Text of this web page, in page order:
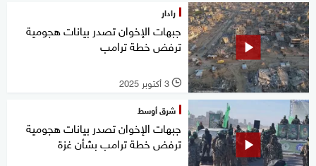
رادار
جبهات الإخوان تصدر بيانات هجومية
ترفض خطة ترامب
l 3 أكتوبر 2025
شرق أوسط
جبهات الإخوان تصدر بيانات هجومية
ترفض خطة ترامب بشأن غزة